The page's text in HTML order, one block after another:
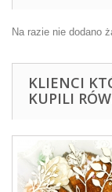
Na razie nie dodano
KLIENCI
KUPILI